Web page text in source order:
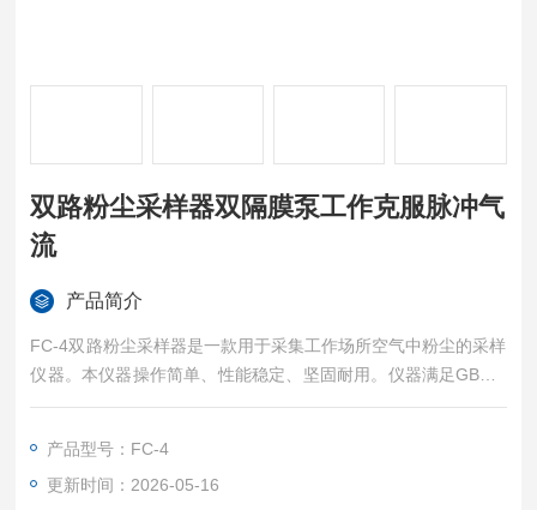
双路粉尘采样器双隔膜泵工作克服脉冲气
流
产品简介
FC-4双路粉尘采样器是一款用于采集工作场所空气中粉尘的采样
仪器。本仪器操作简单、性能稳定、坚固耐用。仪器满足GBZ/T
192.1对粉尘采样的要求，可广泛应用于职业卫生、冶金、化
服脉冲气流
产品型号：FC-4
更新时间：2026-05-16